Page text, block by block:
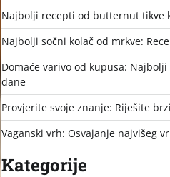
Najbolji recepti od butternut tikve
Najbolji sočni kolač od mrkve:
Domaće varivo od kupusa:
dane
Provjerite svoje znanje: Riješite
Vaganski vrh: Osvajanje najvišeg
Kategorije